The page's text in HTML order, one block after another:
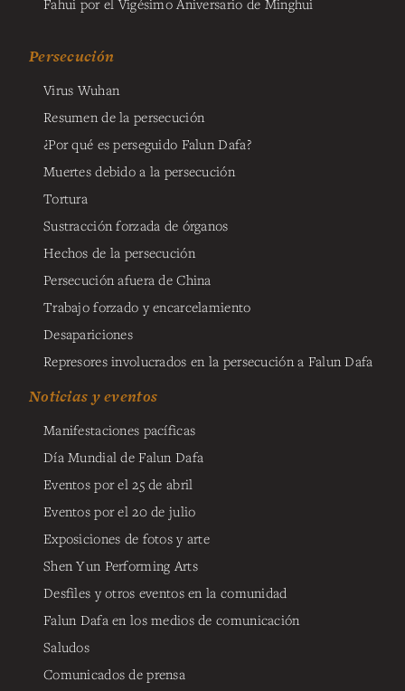
Persecución
Virus Wuhan
Resumen de la persecución
¿Por qué es perseguido Falun Dafa?
Muertes debido a la persecución
Tortura
Sustracción forzada de órganos
Hechos de la persecución
Persecución afuera de China
Trabajo forzado y encarcelamiento
Desapariciones
Represores involucrados en la persecución a Falun Dafa
Noticias y eventos
Manifestaciones pacíficas
Día Mundial de Falun Dafa
Eventos por el 25 de abril
Eventos por el 20 de julio
Exposiciones de fotos y arte
Shen Yun Performing Arts
Desfiles y otros eventos en la comunidad
Falun Dafa en los medios de comunicación
Saludos
Comunicados de prensa